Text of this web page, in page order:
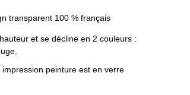
transparent 100 % français
et se décline en 2 couleurs :
peinture est en verre